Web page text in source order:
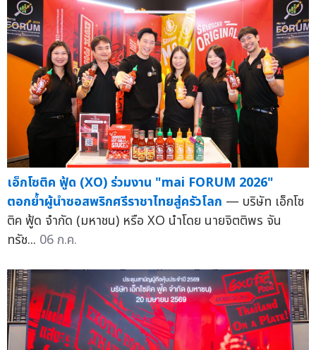
เอ็กโซติค ฟู้ด (XO) ร่วมงาน "mai FORUM 2026"
ตอกย้ำผู้นำซอสพริกศรีราชาไทยสู่ครัวโลก — บริษัท เอ็กโซ
ติค ฟู้ด จำกัด (มหาชน) หรือ XO นำโดย นายจิตติพร จัน
ทรัช... 06 ก.ค.